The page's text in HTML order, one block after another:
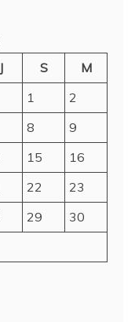
J S
M
1
2
8
9
15
16
22
23
29
30